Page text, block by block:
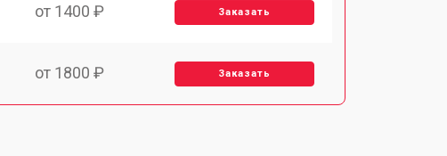
от 1400 ₽ Заказать
от 1800 ₽ Заказать